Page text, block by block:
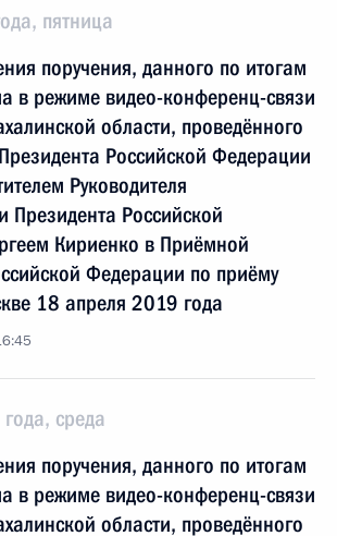
пятница
поручения, данного по итогам
в режиме видео-конференц-связи
области, проведённого
Российской Федерации
Руководителя
Президента Российской
Кириенко в Приёмной
Федерации по приёму
18 апреля 2019 года
среда
поручения, данного по итогам
в режиме видео-конференц-связи
области, проведённого